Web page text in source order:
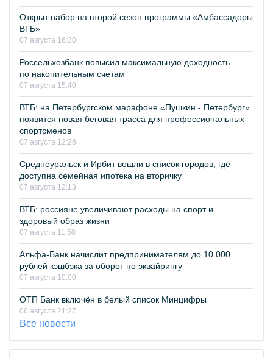
Открыт набор на второй сезон программы «Амбассадоры
ВТБ»
07 августа 16:30
Россельхозбанк повысил максимальную доходность
по накопительным счетам
07 августа 15:40
ВТБ: на Петербургском марафоне «Пушкин - Петербург»
появится новая беговая трасса для профессиональных
спортсменов
07 августа 12:28
Среднеуральск и Ирбит вошли в список городов, где
доступна семейная ипотека на вторичку
07 августа 12:13
ВТБ: россияне увеличивают расходы на спорт и
здоровый образ жизни
07 августа 11:50
Альфа-Банк начислит предпринимателям до 10 000
рублей кэшбэка за оборот по эквайрингу
07 августа 10:00
ОТП Банк включён в белый список Минцифры
06 августа 21:27
Все новости